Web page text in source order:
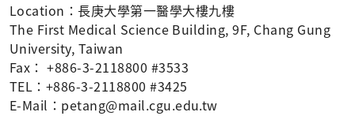
Location：長庚大學第一醫學大樓九樓
The First Medical Science Building, 9F, Chang Gung
University, Taiwan
Fax： +886-3-2118800 #3533
TEL：+886-3-2118800 #3425
E-Mail：petang@mail.cgu.edu.tw